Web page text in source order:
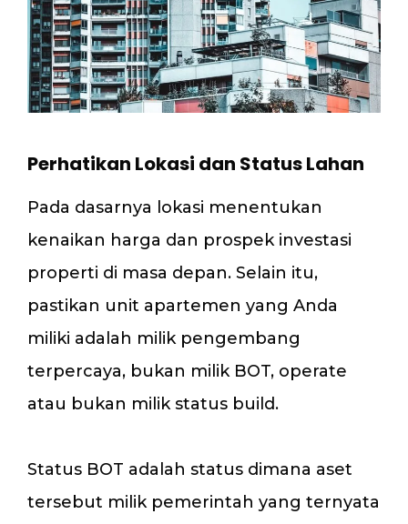
Perhatikan Lokasi dan Status Lahan
Pada dasarnya lokasi menentukan
kenaikan harga dan prospek investasi
properti di masa depan. Selain itu,
pastikan unit apartemen yang Anda
miliki adalah milik pengembang
terpercaya, bukan milik BOT, operate
atau bukan milik status build.
Status BOT adalah status dimana aset
tersebut milik pemerintah yang ternyata